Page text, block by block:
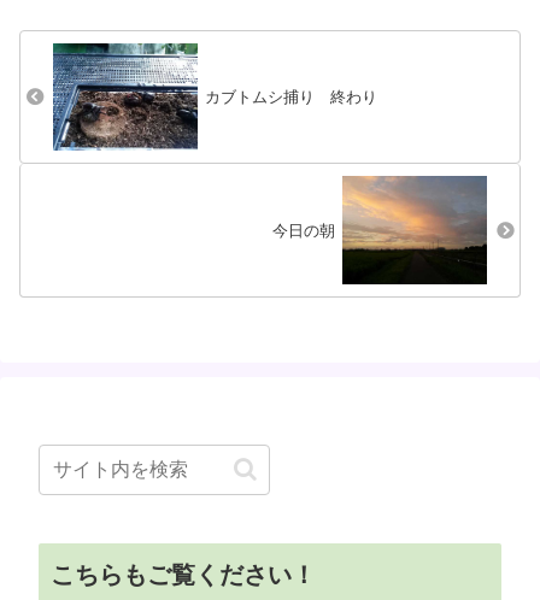
しまっておいたらカビが生え
てしまいました。洗って天日
干し((+_+)...
人パドルジャークス体操協
づくりの...
カブトムシ捕り 終わり
今日の朝
こちらもご覧ください！